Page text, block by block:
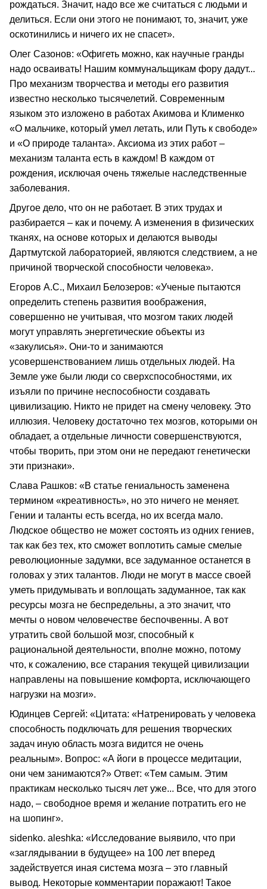
рождаться. Значит, надо все же считаться с людьми и
делиться. Если они этого не понимают, то, значит, уже
оскотинились и ничего их не спасет».
Олег Сазонов: «Офигеть можно, как научные гранды
надо осваивать! Нашим коммунальщикам фору дадут...
Про механизм творчества и методы его развития
известно несколько тысячелетий. Современным
языком это изложено в работах Акимова и Клименко
«О мальчике, который умел летать, или Путь к свободе»
и «О природе таланта». Аксиома из этих работ –
механизм таланта есть в каждом! В каждом от
рождения, исключая очень тяжелые наследственные
заболевания.
Другое дело, что он не работает. В этих трудах и
разбирается – как и почему. А изменения в физических
тканях, на основе которых и делаются выводы
Дартмутской лабораторией, являются следствием, а не
причиной творческой способности человека».
Егоров А.С., Михаил Белозеров: «Ученые пытаются
определить степень развития воображения,
совершенно не учитывая, что мозгом таких людей
могут управлять энергетические объекты из
«закулисья». Они‑то и занимаются
усовершенствованием лишь отдельных людей. На
Земле уже были люди со сверхспособностями, их
изъяли по причине неспособности создавать
цивилизацию. Никто не придет на смену человеку. Это
иллюзия. Человеку достаточно тех мозгов, которыми он
обладает, а отдельные личности совершенствуются,
чтобы творить, при этом они не передают генетически
эти признаки».
Слава Рашков: «В статье гениальность заменена
термином «креативность», но это ничего не меняет.
Гении и таланты есть всегда, но их всегда мало.
Людское общество не может состоять из одних гениев,
так как без тех, кто сможет воплотить самые смелые
революционные задумки, все задуманное останется в
головах у этих талантов. Люди не могут в массе своей
уметь придумывать и воплощать задуманное, так как
ресурсы мозга не беспредельны, а это значит, что
мечты о новом человечестве беспочвенны. А вот
утратить свой большой мозг, способный к
рациональной деятельности, вполне можно, потому
что, к сожалению, все старания текущей цивилизации
направлены на повышение комфорта, исключающего
нагрузки на мозги».
Юдинцев Сергей: «Цитата: «Натренировать у человека
способность подключать для решения творческих
задач иную область мозга видится не очень
реальным». Вопрос: «А йоги в процессе медитации,
они чем занимаются?» Ответ: «Тем самым. Этим
практикам несколько тысяч лет уже... Все, что для этого
надо, – свободное время и желание потратить его не
на шопинг».
sidenko. aleshka: «Исследование выявило, что при
«заглядывании в будущее» на 100 лет вперед
задействуется иная система мозга – это главный
вывод. Некоторые комментарии поражают! Такое